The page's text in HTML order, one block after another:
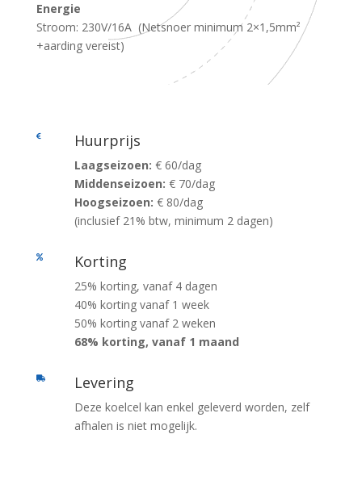
Energie
Stroom: 230V/16A (Netsnoer minimum 2×1,5mm²
+aarding vereist)
 Huurprijs
Laagseizoen: € 60/dag
Middenseizoen: € 70/dag
Hoogseizoen: € 80/dag
(inclusief 21% btw, minimum 2 dagen)
 Korting
25% korting, vanaf 4 dagen
40% korting vanaf 1 week
50% korting vanaf 2 weken
68% korting, vanaf 1 maand
 Levering
Deze koelcel kan enkel geleverd worden, zelf
afhalen is niet mogelijk.